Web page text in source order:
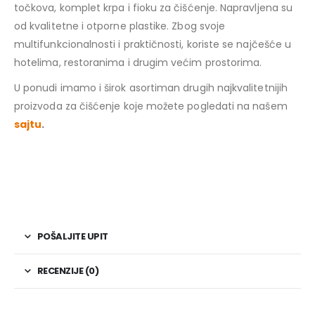
točkova, komplet krpa i fioku za čišćenje. Napravljena su
od kvalitetne i otporne plastike. Zbog svoje
multifunkcionalnosti i praktičnosti, koriste se najčešće u
hotelima, restoranima i drugim većim prostorima.
U ponudi imamo i širok asortiman drugih najkvalitetnijih
proizvoda za čišćenje koje možete pogledati na našem
sajtu.
POŠALJITE UPIT
RECENZIJE (0)